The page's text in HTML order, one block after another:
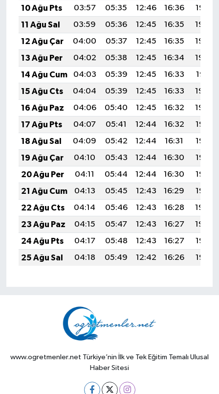
10 Ağu Pts
03:57 05:35 12:46 16:36
19:47
11 Ağu Sal
03:59 05:36 12:45 16:35
19:45
12 Ağu Çar
04:00 05:37 12:45 16:35
19:44
13 Ağu Per
04:02 05:38 12:45 16:34
19:43
14 Ağu Cum
04:03 05:39 12:45 16:33
19:41
15 Ağu Cts
04:04 05:39 12:45 16:33
19:40
16 Ağu Paz
04:06 05:40 12:45 16:32
19:39
17 Ağu Pts
04:07 05:41 12:44 16:32
19:37
18 Ağu Sal
04:09 05:42 12:44 16:31
19:36
19 Ağu Çar
04:10 05:43 12:44 16:30
19:35
20 Ağu Per
04:11 05:44 12:44 16:30
19:33
21 Ağu Cum
04:13 05:45 12:43 16:29
19:32
22 Ağu Cts
04:14 05:46 12:43 16:28
19:30
23 Ağu Paz
04:15 05:47 12:43 16:27
19:29
24 Ağu Pts
04:17 05:48 12:43 16:27
19:27
25 Ağu Sal
04:18 05:49 12:42 16:26 19:26
www.ogretmenler.net Türkiye’nin İlk ve Tek Eğitim Temalı Ulusal
Haber Sitesi